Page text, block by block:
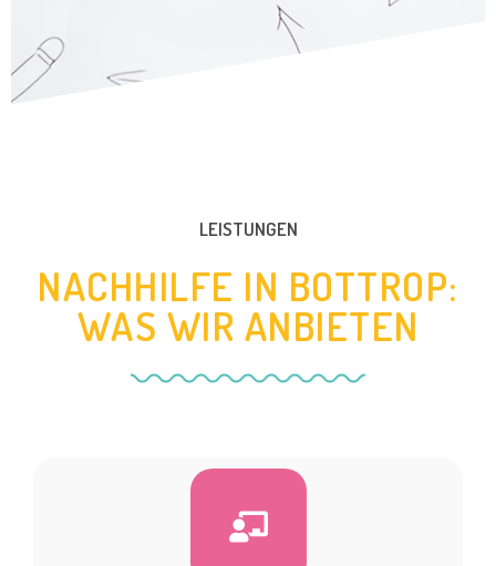
LEISTUNGEN
NACHHILFE IN BOTTROP:
WAS WIR ANBIETEN